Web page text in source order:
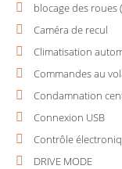
blocage des roues
Caméra de recul
Climatisation
Commandes au
Condamnation
Connexion USB
Contrôle
DRIVE MODE